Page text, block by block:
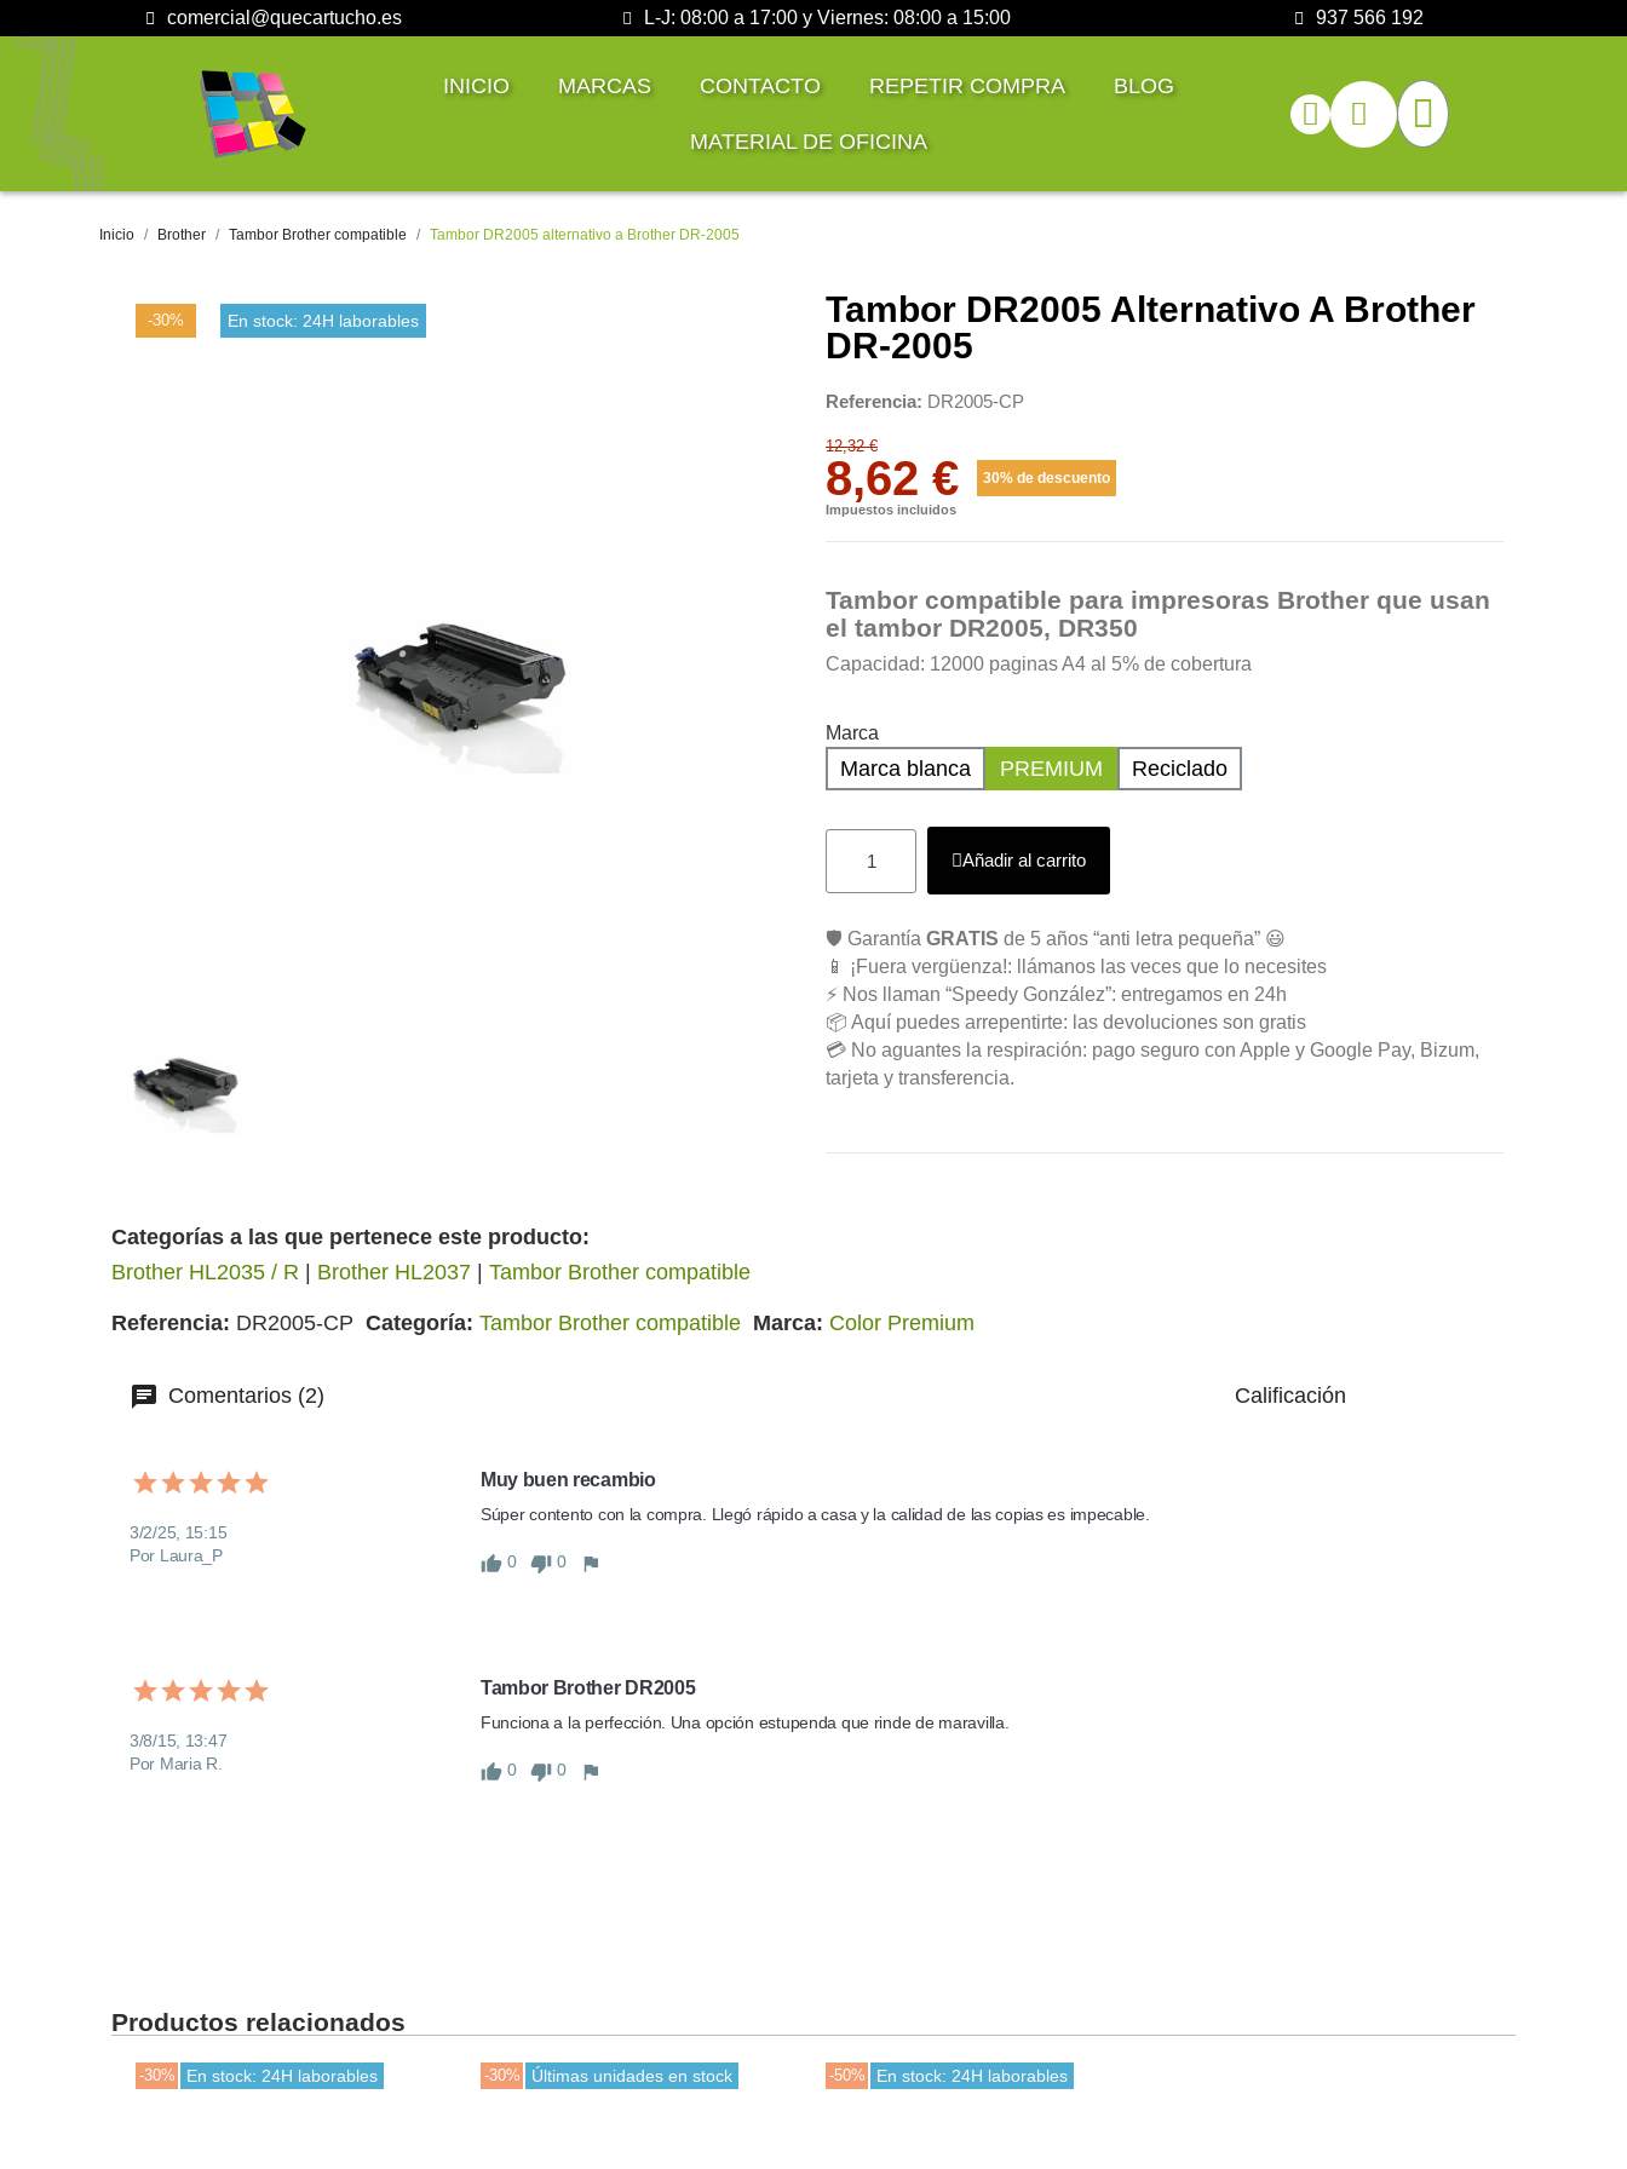
comercial@quecartucho.es L-J: 08:00 a 17:00 y Viernes: 08:00 a 15:00 937 566 192
INICIO MARCAS CONTACTO REPETIR COMPRA BLOG
MATERIAL DE OFICINA
Inicio Brother Tambor Brother compatible Tambor DR2005 alternativo a Brother DR-2005
-30% En stock: 24H laborables
Tambor DR2005 Alternativo A Brother
DR-2005
Referencia DR2005-CP
12,32 €
8,62 € 30% de descuento
Impuestos incluidos
Tambor compatible para impresoras Brother que usan
el tambor DR2005, DR350
Capacidad: 12000 paginas A4 al 5% de cobertura
Marca
Marca blanca PREMIUM Reciclado
Añadir al carrito
🛡️ Garantía GRATIS de 5 años “anti letra pequeña” 😃
📱 ¡Fuera vergüenza!: llámanos las veces que lo necesites
⚡ Nos llaman “Speedy González”: entregamos en 24h
📦 Aquí puedes arrepentirte: las devoluciones son gratis
💳 No aguantes la respiración: pago seguro con Apple y Google Pay, Bizum,
tarjeta y transferencia.
Categorías a las que pertenece este producto:
Brother HL2035 / R
Brother HL2037 Tambor Brother compatible
Referencia DR2005-CP Categoría Tambor Brother compatible Marca Color Premium
Comentarios (2) Calificación
3/2/25, 15:15
Por Laura_P
Muy buen recambio
Súper contento con la compra. Llegó rápido a casa y la calidad de las copias es impecable.
0 0
3/8/15, 13:47
Por Maria R.
Tambor Brother DR2005
Funciona a la perfección. Una opción estupenda que rinde de maravilla.
0 0
Productos relacionados
-30% En stock: 24H laborables -30% Últimas unidades en stock -50% En stock: 24H laborables